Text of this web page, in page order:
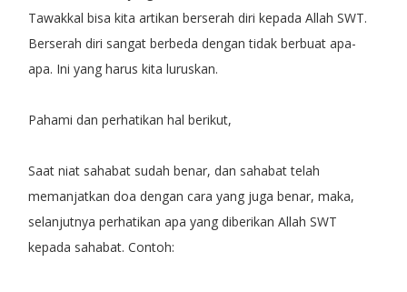
Tawakkal bisa kita artikan berserah diri kepada Allah SWT.
Berserah diri sangat berbeda dengan tidak berbuat apa-
apa. Ini yang harus kita luruskan.
Pahami dan perhatikan hal berikut,
Saat niat sahabat sudah benar, dan sahabat telah
memanjatkan doa dengan cara yang juga benar, maka,
selanjutnya perhatikan apa yang diberikan Allah SWT
kepada sahabat. Contoh: